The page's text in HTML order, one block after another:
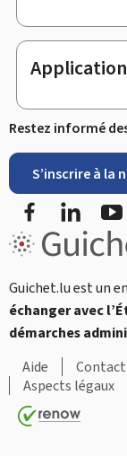
Restez informé
S’inscrire à la
FacebookLinkedIn
Guichet.lu est un
échanger avec
démarches
Aide
Contact
Aspects légaux